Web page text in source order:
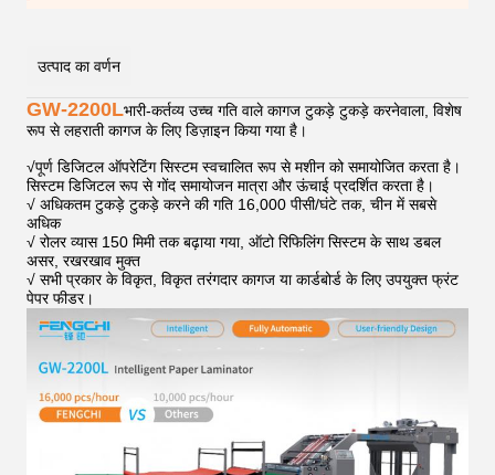
उत्पाद का वर्णन
GW-2200Lभारी-कर्तव्य उच्च गति वाले कागज टुकड़े टुकड़े करनेवाला, विशेष
रूप से लहराती कागज के लिए डिज़ाइन किया गया है।
√पूर्ण डिजिटल ऑपरेटिंग सिस्टम स्वचालित रूप से मशीन को समायोजित करता है।
सिस्टम डिजिटल रूप से गोंद समायोजन मात्रा और ऊंचाई प्रदर्शित करता है।
√ अधिकतम टुकड़े टुकड़े करने की गति 16,000 पीसी/घंटे तक, चीन में सबसे
अधिक
√ रोलर व्यास 150 मिमी तक बढ़ाया गया, ऑटो रिफिलिंग सिस्टम के साथ डबल
असर, रखरखाव मुक्त
√ सभी प्रकार के विकृत, विकृत तरंगदार कागज या कार्डबोर्ड के लिए उपयुक्त फ्रंट
पेपर फीडर।